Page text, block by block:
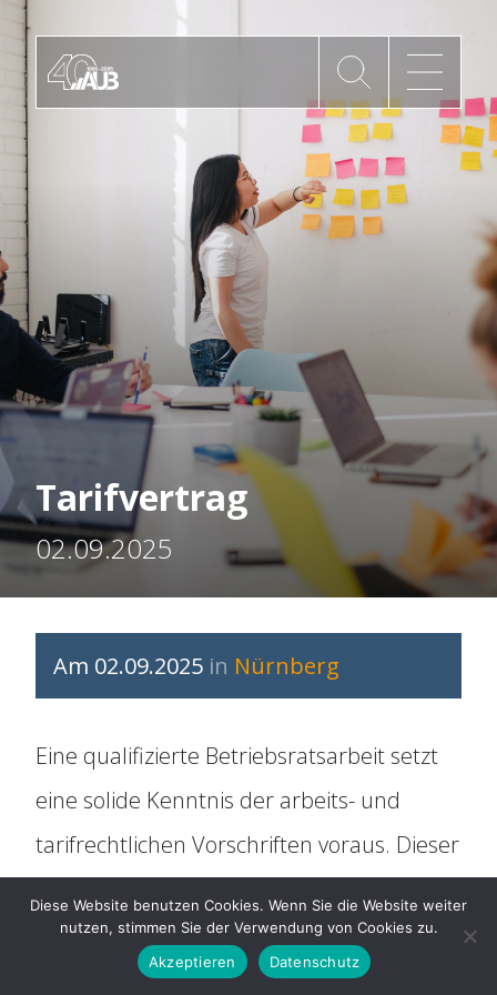
AUB Videos
Aktuelles
Organisation
Historie
Für Arbeitnehmer
Rechtsberatung
Tarifvertrag
02.09.2025
Am 02.09.2025 in Nürnberg
Eine qualifizierte Betriebsratsarbeit setzt
eine solide Kenntnis der arbeits- und
tarifrechtlichen Vorschriften voraus. Dieser
umfassenden und praxisorientierten
Einstieg in die Grundlagen des Tarifrechts.
Diese Website benutzen Cookies. Wenn Sie die Website weiter
nutzen, stimmen Sie der Verwendung von Cookies zu.
Akzeptieren
Datenschutz